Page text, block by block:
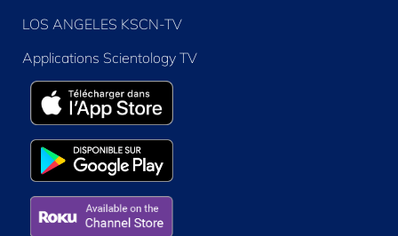
LOS ANGELES KSCN-TV
Applications Scientology TV